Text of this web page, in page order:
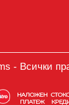
- Всички